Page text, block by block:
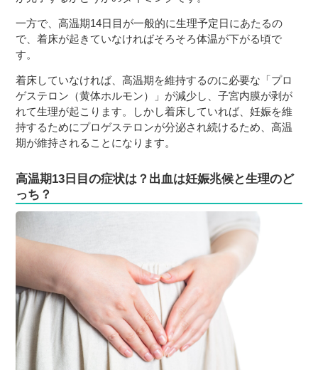
一方で、高温期14日目が一般的に生理予定日にあたるの
で、着床が起きていなければそろそろ体温が下がる頃で
す。
着床していなければ、高温期を維持するのに必要な「プロ
ゲステロン（黄体ホルモン）」が減少し、子宮内膜が剥が
れて生理が起こります。しかし着床していれば、妊娠を維
持するためにプロゲステロンが分泌され続けるため、高温
期が維持されることになります。
高温期13日目の症状は？出血は妊娠兆候と生理のど
っち？